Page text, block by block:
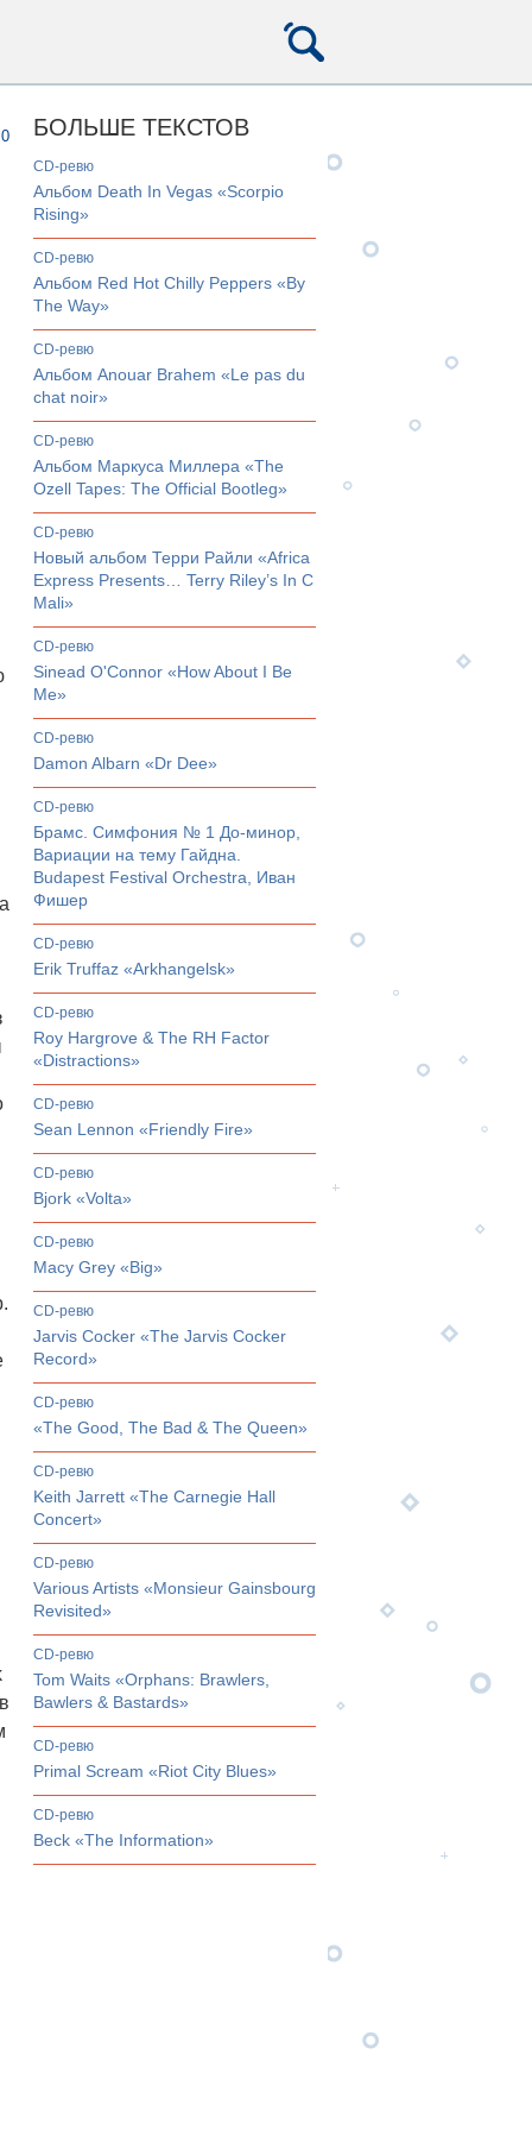
0 БОЛЬШЕ ТЕКСТОВ
CD-ревю
Альбом Death In Vegas «Scorpio
Rising»
CD-ревю
Альбом Red Hot Chilly Peppers «By
The Way»
CD-ревю
Альбом Anouar Brahem «Le pas du
chat noir»
CD-ревю
Альбом Маркуса Миллера «The
Ozell Tapes: The Official Bootleg»
CD-ревю
Новый альбом Терри Райли «Africa
Express Presents… Terry Riley’s In C
Mali»
CD-ревю
Sinead O'Connor «How About I Be
Me»
CD-ревю
Damon Albarn «Dr Dee»
CD-ревю
Брамс. Симфония № 1 До-минор,
Вариации на тему Гайдна.
Budapest Festival Orchestra, Иван
Фишер
CD-ревю
Erik Truffaz «Arkhangelsk»
CD-ревю
Roy Hargrove & The RH Factor
«Distractions»
CD-ревю
Sean Lennon «Friendly Fire»
CD-ревю
Bjork «Volta»
CD-ревю
Macy Grey «Big»
CD-ревю
Jarvis Cocker «The Jarvis Cocker
Record»
CD-ревю
«The Good, The Bad & The Queen»
CD-ревю
Keith Jarrett «The Carnegie Hall
Concert»
CD-ревю
Various Artists «Monsieur Gainsbourg
Revisited»
CD-ревю
Tom Waits «Orphans: Brawlers,
Bawlers & Bastards»
CD-ревю
Primal Scream «Riot City Blues»
CD-ревю
Beck «The Information»